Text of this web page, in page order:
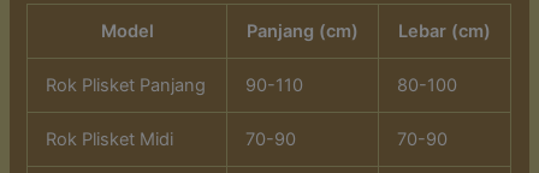
Model Panjang (cm) Lebar (cm)
Rok Plisket Panjang 90-110 80-100
Rok Plisket Midi 70-90 70-90